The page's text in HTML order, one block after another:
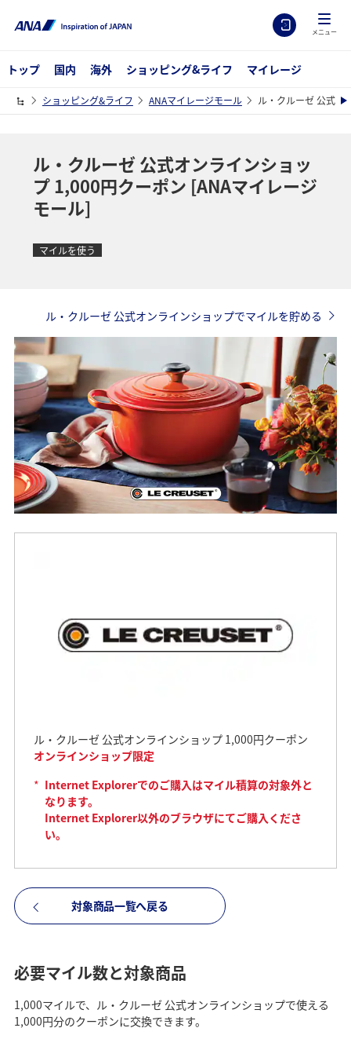
メニュー
トップ 国内 海外 ショッピング&ライフ マイレージ
ショッピング&ライフ ANAマイレージモール ル・クルーゼ 公式オ
ル・クルーゼ 公式オンラインショッ
プ 1,000円クーポン [ANAマイレージ
モール]
マイルを使う
ル・クルーゼ 公式オンラインショップでマイルを貯める
ル・クルーゼ 公式オンラインショップ 1,000円クーポン
オンラインショップ限定
* Internet Explorerでのご購入はマイル積算の対象外と
なります。
Internet Explorer以外のブラウザにてご購入くださ
い。
対象商品一覧へ戻る
必要マイル数と対象商品
1,000マイルで、ル・クルーゼ 公式オンラインショップで使える
1,000円分のクーポンに交換できます。